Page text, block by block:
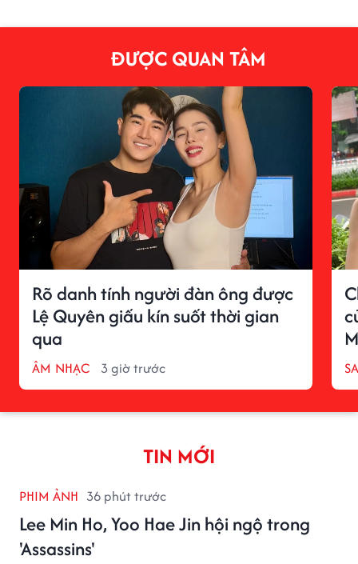
ĐƯỢC QUAN TÂM
Rõ danh tính người đàn ông được
Lệ Quyên giấu kín suốt thời gian
qua
ÂM NHẠC 3 giờ trước
TIN MỚI
PHIM ẢNH 36 phút trước
Lee Min Ho, Yoo Hae Jin hội ngộ trong
'Assassins'